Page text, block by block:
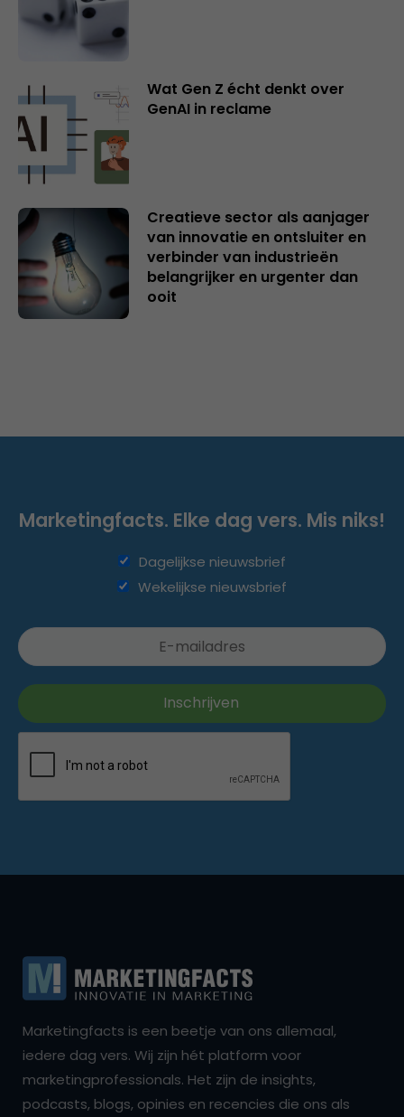
Wat Gen Z écht denkt over
GenAI in reclame
Creatieve sector als aanjager
van innovatie en ontsluiter en
verbinder van industrieën
belangrijker en urgenter dan
ooit
Marketingfacts. Elke dag vers. Mis niks!
Dagelijkse nieuwsbrief
Wekelijkse nieuwsbrief
Marketingfacts is een beetje van ons allemaal,
iedere dag vers. Wij zijn hét platform voor
marketingprofessionals. Het zijn de insights,
podcasts, blogs, opinies en recencies die ons als